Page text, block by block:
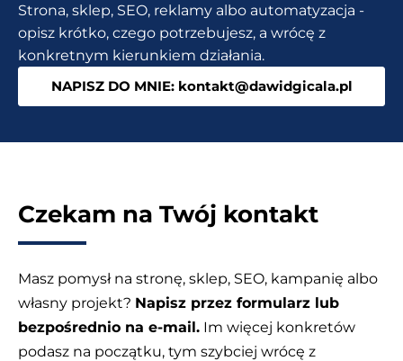
zrobić
dobrze?
Strona, sklep, SEO, reklamy albo automatyzacja -
opisz krótko, czego potrzebujesz, a wrócę z
konkretnym kierunkiem działania.
NAPISZ DO MNIE: kontakt@dawidgicala.pl
Czekam na Twój kontakt
Masz pomysł na stronę, sklep, SEO, kampanię albo
własny projekt? Napisz przez formularz lub
bezpośrednio na e-mail. Im więcej konkretów
podasz na początku, tym szybciej wrócę z